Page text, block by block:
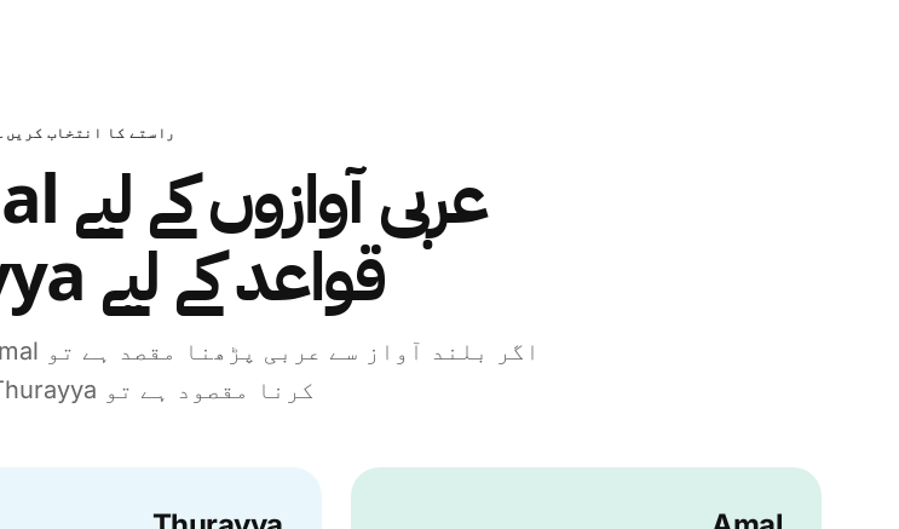
راستے کا انتخاب کریں۔
قواعد کے لیے Thurayya
کرنا مقصود ہے تو Thurayya پر جائیں۔